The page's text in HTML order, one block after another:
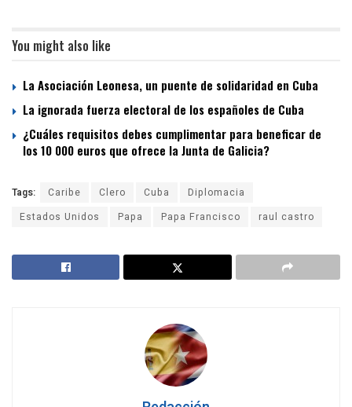
You might also like
La Asociación Leonesa, un puente de solidaridad en Cuba
La ignorada fuerza electoral de los españoles de Cuba
¿Cuáles requisitos debes cumplimentar para beneficar de
los 10 000 euros que ofrece la Junta de Galicia?
Tags: Caribe Clero Cuba
Diplomacia
Estados Unidos
Papa Papa Francisco raul castro